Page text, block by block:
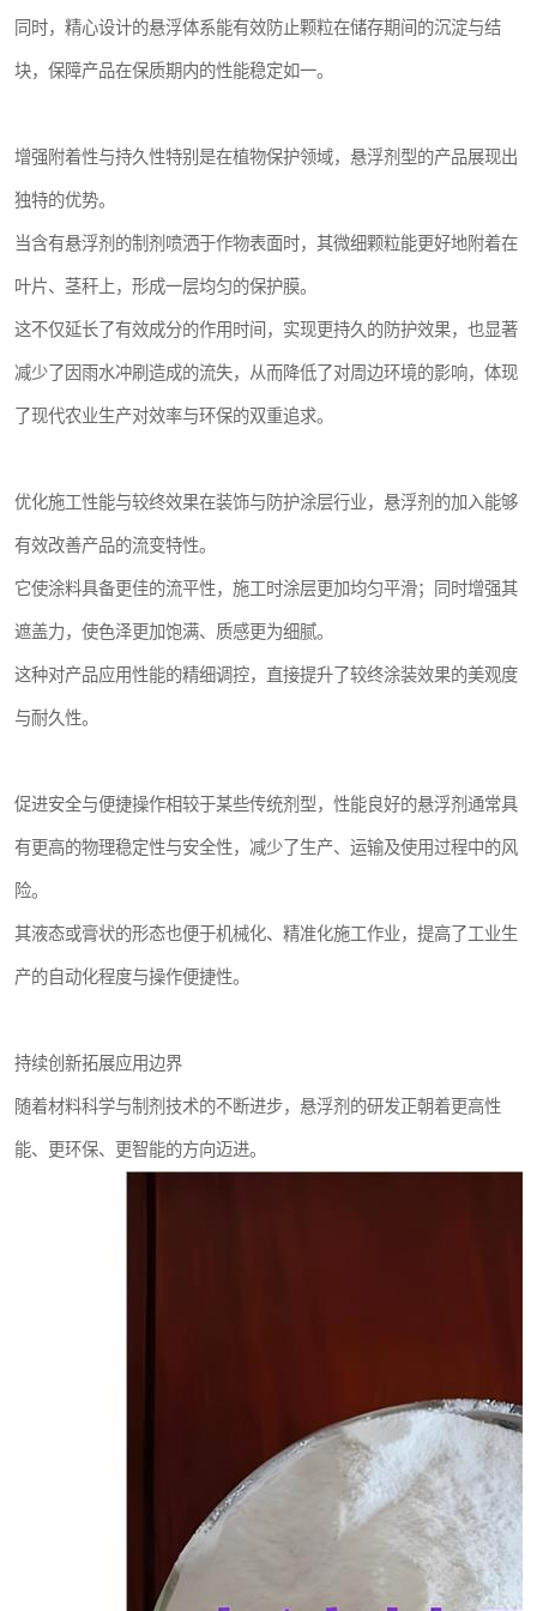
同时，精心设计的悬浮体系能有效防止颗粒在储存期间的沉淀与结
块，保障产品在保质期内的性能稳定如一。
增强附着性与持久性特别是在植物保护领域，悬浮剂型的产品展现出
独特的优势。
当含有悬浮剂的制剂喷洒于作物表面时，其微细颗粒能更好地附着在
叶片、茎秆上，形成一层均匀的保护膜。
这不仅延长了有效成分的作用时间，实现更持久的防护效果，也显著
减少了因雨水冲刷造成的流失，从而降低了对周边环境的影响，体现
了现代农业生产对效率与环保的双重追求。
优化施工性能与较终效果在装饰与防护涂层行业，悬浮剂的加入能够
有效改善产品的流变特性。
它使涂料具备更佳的流平性，施工时涂层更加均匀平滑；同时增强其
遮盖力，使色泽更加饱满、质感更为细腻。
这种对产品应用性能的精细调控，直接提升了较终涂装效果的美观度
与耐久性。
促进安全与便捷操作相较于某些传统剂型，性能良好的悬浮剂通常具
有更高的物理稳定性与安全性，减少了生产、运输及使用过程中的风
险。
其液态或膏状的形态也便于机械化、精准化施工作业，提高了工业生
产的自动化程度与操作便捷性。
持续创新拓展应用边界
随着材料科学与制剂技术的不断进步，悬浮剂的研发正朝着更高性
能、更环保、更智能的方向迈进。